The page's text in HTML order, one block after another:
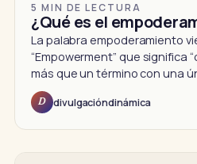
5 MIN DE LECTURA
¿Qué es el
La palabra empoderamiento
“Empowerment” que significa
más que un término con una
D divulgacióndinámica